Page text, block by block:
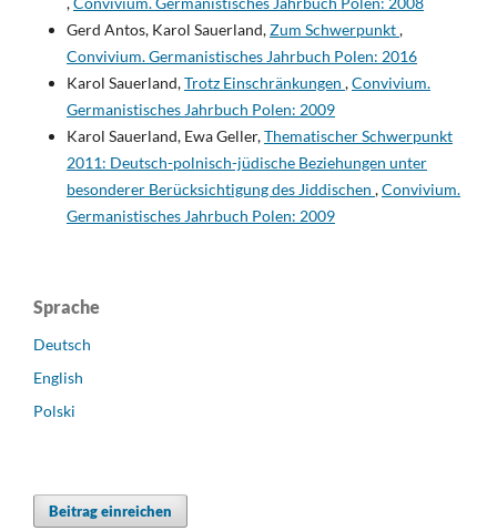
Gerd Antos, Karol Sauerland,Zum Schwerpunkt,
Convivium. Germanistisches Jahrbuch Polen: 2016
Karol Sauerland,Trotz Einschränkungen ,Convivium.
Germanistisches Jahrbuch Polen: 2009
Karol Sauerland, Ewa Geller,Thematischer Schwerpunkt
2011: Deutsch-polnisch-jüdische Beziehungen unter
besonderer Berücksichtigung des Jiddischen ,Convivium.
Germanistisches Jahrbuch Polen: 2009
Sprache
Deutsch
English
Polski
Beitrag einreichen